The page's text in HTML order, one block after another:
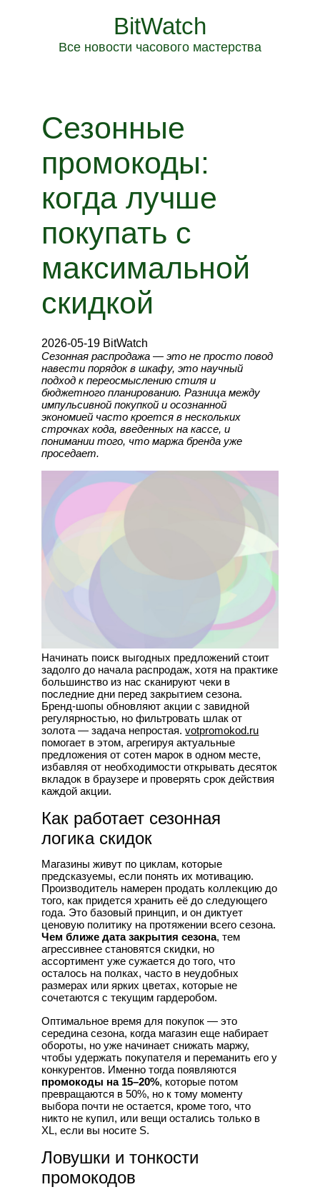
BitWatch
Все новости часового мастерства
Сезонные
промокоды:
когда лучше
покупать с
максимальной
скидкой
2026-05-19 BitWatch
Сезонная распродажа — это не просто повод
навести порядок в шкафу, это научный
подход к переосмыслению стиля и
бюджетного планированию. Разница между
импульсивной покупкой и осознанной
экономией часто кроется в нескольких
строчках кода, введенных на кассе, и
понимании того, что маржа бренда уже
проседает.
Начинать поиск выгодных предложений стоит
задолго до начала распродаж, хотя на практике
большинство из нас сканируют чеки в
последние дни перед закрытием сезона.
Бренд-шопы обновляют акции с завидной
регулярностью, но фильтровать шлак от
золота — задача непростая.votpromokod.ru
помогает в этом, агрегируя актуальные
предложения от сотен марок в одном месте,
избавляя от необходимости открывать десяток
вкладок в браузере и проверять срок действия
каждой акции.
Как работает сезонная
логика скидок
Магазины живут по циклам, которые
предсказуемы, если понять их мотивацию.
Производитель намерен продать коллекцию до
того, как придется хранить её до следующего
года. Это базовый принцип, и он диктует
ценовую политику на протяжении всего сезона.
Чем ближе дата закрытия сезона, тем
агрессивнее становятся скидки, но
ассортимент уже сужается до того, что
осталось на полках, часто в неудобных
размерах или ярких цветах, которые не
сочетаются с текущим гардеробом.
Оптимальное время для покупок — это
середина сезона, когда магазин еще набирает
обороты, но уже начинает снижать маржу,
чтобы удержать покупателя и переманить его у
конкурентов. Именно тогда появляются
промокоды на 15–20%, которые потом
превращаются в 50%, но к тому моменту
выбора почти не остается, кроме того, что
никто не купил, или вещи остались только в
XL, если вы носите S.
Ловушки и тонкости
промокодов